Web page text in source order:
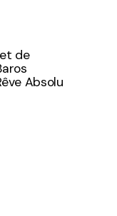
de
Absolu